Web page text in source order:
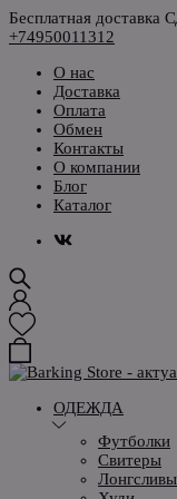
Бесплатная
+74950011312
О нас
Доставка
Оплата
Обмен
Контакты
О компании
Блог
Каталог
ОДЕЖДА
Футболки
Свитеры
Лонгсливы